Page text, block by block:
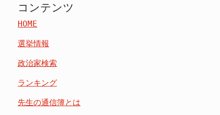
コンテンツ
HOME
選挙情報
政治家検索
ランキング
先生の通信簿とは